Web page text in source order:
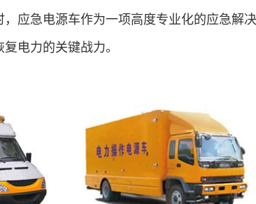
应急电源车作为一项高度专业化的应急解
电力的关键战力。